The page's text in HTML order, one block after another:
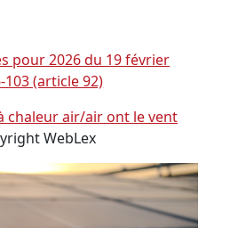
pour 2026 du 19 février
103 (article 92)
chaleur air/air ont le vent
WebLex